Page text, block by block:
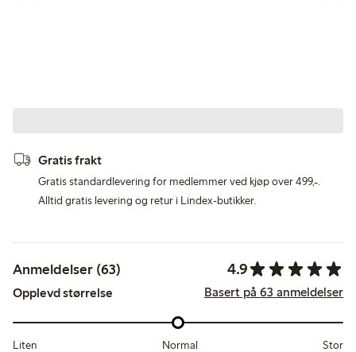
Gratis frakt
Gratis standardlevering for medlemmer ved kjøp over 499,-.
Alltid gratis levering og retur i Lindex-butikker.
Anmeldelser (63) 4.9
Opplevd størrelse Basert på 63 anmeldelser
Liten Normal Stor